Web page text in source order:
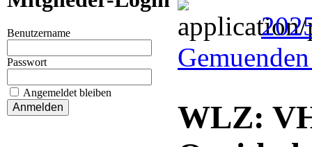
Benutzername
Passwort
Angemeldet bleiben
WLZ: